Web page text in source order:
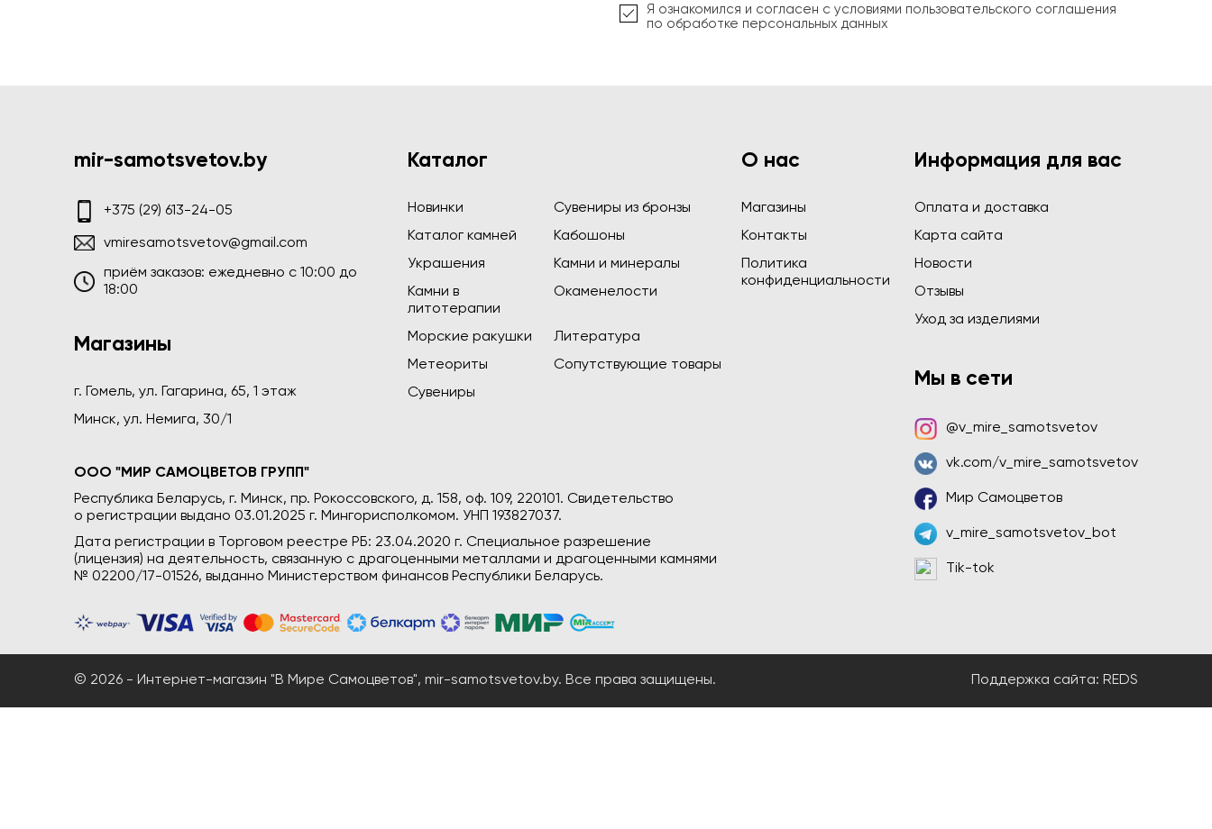
Я ознакомился и согласен с условиями пользовательского соглашения
по обработке персональных данных
mir-samotsvetov.by
+375 (29) 613-24-05
vmiresamotsvetov@gmail.com
приём заказов: ежедневно c 10:00 до
18:00
Магазины
г. Гомель, ул. Гагарина, 65, 1 этаж
Минск, ул. Немига, 30/1
Каталог
Новинки
Сувениры из бронзы
Каталог камней
Кабошоны
Украшения
Камни и минералы
Камни в
литотерапии
Окаменелости
Морские ракушки
Литература
Метеориты
Сопутствующие товары
Сувениры
ООО "МИР САМОЦВЕТОВ ГРУПП"
Республика Беларусь, г. Минск, пр. Рокоссовского, д. 158, оф. 109, 220101. Свидетельство
о регистрации выдано 03.01.2025 г. Мингорисполкомом. УНП 193827037.
Дата регистрации в Торговом реестре РБ: 23.04.2020 г. Специальное разрешение
(лицензия) на деятельность, связанную с драгоценными металлами и драгоценными камнями
№ 02200/17-01526, выданно Министерством финансов Республики Беларусь.
О нас
Магазины
Контакты
Политика
конфиденциальности
Информация для вас
Оплата и доставка
Карта сайта
Новости
Отзывы
Уход за изделиями
Мы в сети
@v_mire_samotsvetov
vk.com/v_mire_samotsvetov
Мир Самоцветов
v_mire_samotsvetov_bot
Tik-tok
© 2026 - Интернет-магазин "В Мире Самоцветов", mir-samotsvetov.by. Все права защищены. Поддержка сайта: REDS